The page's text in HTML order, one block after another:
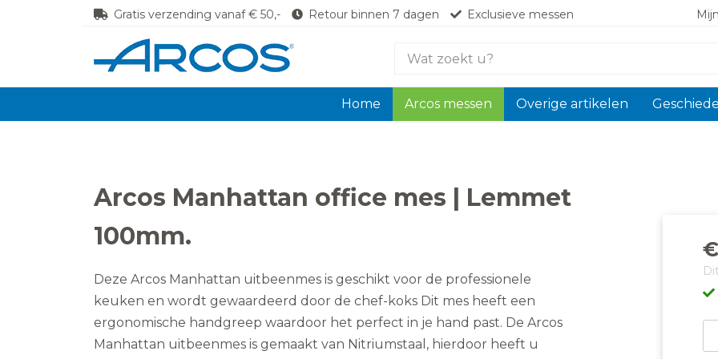
Gratis verzending vanaf € 50,- Retour binnen 7 dagen Exclusieve messen
Zoek
Home
Arcos messen Overige artikelen
Arcos Manhattan office mes | Lemmet
100mm.
Deze Arcos Manhattan uitbeenmes is geschikt voor de professionele
keuken en wordt gewaardeerd door de chef-koks Dit mes heeft een
ergonomische handgreep waardoor het perfect in je hand past. De Arcos
Manhattan uitbeenmes is gemaakt van Nitriumstaal, hierdoor heeft u
€